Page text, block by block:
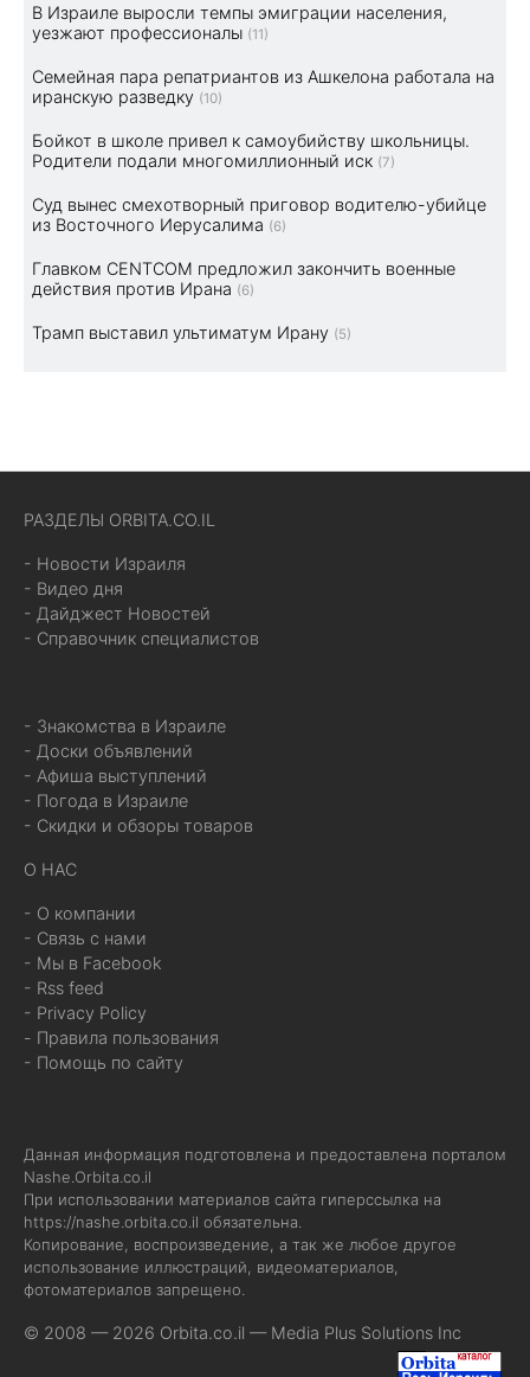
В Израиле выросли темпы эмиграции населения,
уезжают профессионалы (11)
Семейная пара репатриантов из Ашкелона работала на
иранскую разведку (10)
Бойкот в школе привел к самоубийству школьницы.
Родители подали многомиллионный иск (7)
Суд вынес смехотворный приговор водителю-убийце
из Восточного Иерусалима (6)
Главком CENTCOM предложил закончить военные
действия против Ирана (6)
Трамп выставил ультиматум Ирану (5)
РАЗДЕЛЫ ORBITA.CO.IL
- Новости Израиля
- Видео дня
- Дайджест Новостей
- Справочник специалистов
- Знакомства в Израиле
- Доски объявлений
- Афиша выступлений
- Погода в Израиле
- Скидки и обзоры товаров
О НАС
- О компании
- Связь с нами
- Мы в Facebook
- Rss feed
- Privacy Policy
- Правила пользования
- Помощь по сайту
Данная информация подготовлена и предоставлена порталом
Nashe.Orbita.co.il
При использовании материалов сайта гиперссылка на
https://nashe.orbita.co.il обязательна.
Копирование, воспроизведение, а так же любое другое
использование иллюстраций, видеоматериалов,
фотоматериалов запрещено.
© 2008 — 2026 Orbita.co.il — Media Plus Solutions Inc